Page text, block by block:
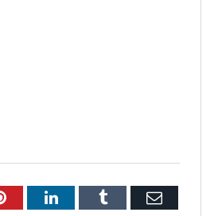
PinterestLinkedInTumblr Email